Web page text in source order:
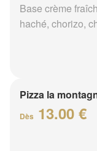
Base crème
haché, chorizo,
Pizza la
Dès 13.00 €